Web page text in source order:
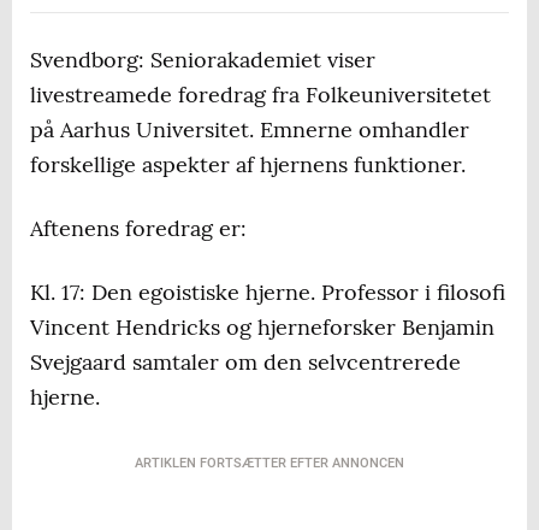
Svendborg: Seniorakademiet viser
livestreamede foredrag fra Folkeuniversitetet
på Aarhus Universitet. Emnerne omhandler
forskellige aspekter af hjernens funktioner.
Aftenens foredrag er:
Kl. 17: Den egoistiske hjerne. Professor i filosofi
Vincent Hendricks og hjerneforsker Benjamin
Svejgaard samtaler om den selvcentrerede
hjerne.
ARTIKLEN FORTSÆTTER EFTER ANNONCEN